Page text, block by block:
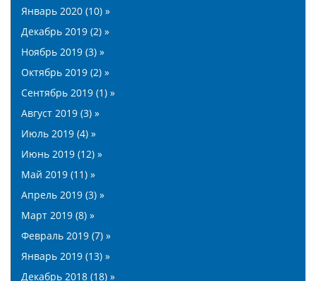
Январь 2020 (10) »
Декабрь 2019 (2) »
Ноябрь 2019 (3) »
Октябрь 2019 (2) »
Сентябрь 2019 (1) »
Август 2019 (3) »
Июль 2019 (4) »
Июнь 2019 (12) »
Май 2019 (11) »
Апрель 2019 (3) »
Март 2019 (8) »
Февраль 2019 (7) »
Январь 2019 (13) »
Декабрь 2018 (18) »